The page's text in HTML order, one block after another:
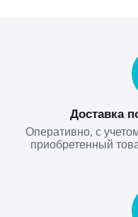
Доставка
Оперативно, с
приобретенный